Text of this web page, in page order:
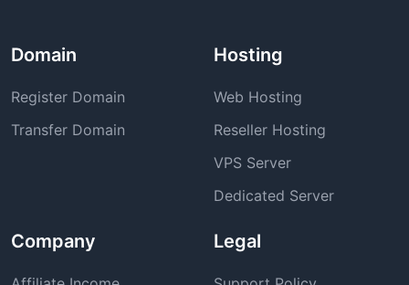
Domain
Register Domain
Transfer Domain
Hosting
Web Hosting
Reseller Hosting
VPS Server
Dedicated Server
Company Legal